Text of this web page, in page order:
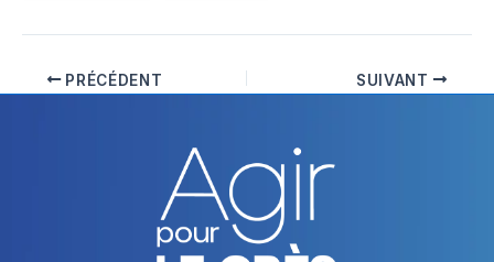
PRÉCÉDENT SUIVANT